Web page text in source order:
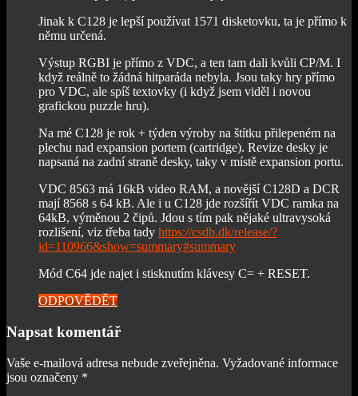
Jinak k C128 je lepší používat 1571 disketovku, ta je přímo k
němu určená.
Výstup RGBI je přímo z VDC, a ten tam dali kvůli CP/M. I
když reálně to žádná hitparáda nebyla. Jsou taky hry přímo
pro VDC, ale spíš textovky (i když jsem viděl i novou
grafickou puzzle hru).
Na mé C128 je rok + týden výroby na štítku přilepeném na
plechu nad expansion portem (cartridge). Revize desky je
napsaná na zadní straně desky, taky v místě expansion portu.
VDC 8563 má 16kB video RAM, a novější C128D a DCR
mají 8568 s 64 kB. Ale i u C128 jde rozšířít VDC ramka na
64kB, výměnou 2 čipů. Jdou s tím pak nějaké ultravysoká
rozlišení, viz třeba tady https://csdb.dk/release/?
id=110966&show=summary#summary
Mód C64 jde najet i stisknutím klávesy C= + RESET.
ODPOVĚDĚT
Napsat komentář
Vaše e-mailová adresa nebude zveřejněna. Vyžadované informace
jsou označeny *